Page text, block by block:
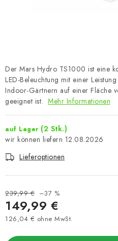
Der Mars Hydro TS1000 ist eine
LED-Beleuchtung mit einer
Indoor-Gärtnern auf einer Fläche
geeignet ist. Mehr Informationen
auf Lager (2 Stk.)
12.08.2026
Lieferoptionen
239,99 € –37 %
149,99 €
126,04 € ohne MwSt.